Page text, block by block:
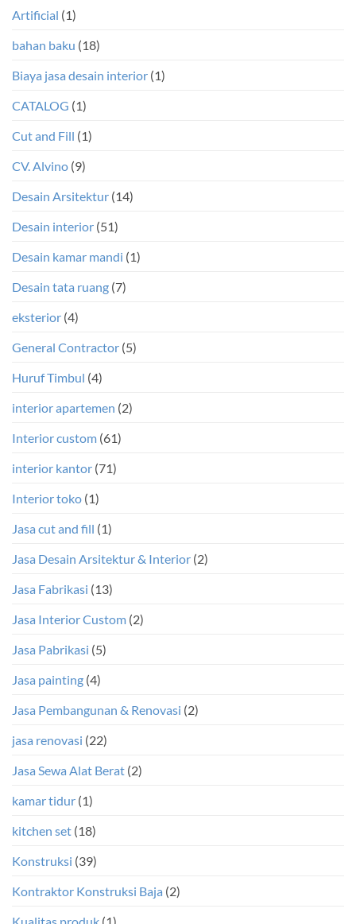
Artificial (1)
bahan baku (18)
Biaya jasa desain interior (1)
CATALOG (1)
Cut and Fill (1)
CV. Alvino (9)
Desain Arsitektur (14)
Desain interior (51)
Desain kamar mandi (1)
Desain tata ruang (7)
eksterior (4)
General Contractor (5)
Huruf Timbul (4)
interior apartemen (2)
Interior custom (61)
interior kantor (71)
Interior toko (1)
Jasa cut and fill (1)
Jasa Desain Arsitektur & Interior (2)
Jasa Fabrikasi (13)
Jasa Interior Custom (2)
Jasa Pabrikasi (5)
Jasa painting (4)
Jasa Pembangunan & Renovasi (2)
jasa renovasi (22)
Jasa Sewa Alat Berat (2)
kamar tidur (1)
kitchen set (18)
Konstruksi (39)
Kontraktor Konstruksi Baja (2)
Kualitas produk (1)